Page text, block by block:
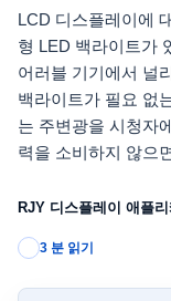
LCD 디스플레이에
형 LED 백라이트가
어러블 기기에서 널
백라이트가 필요 없
는 주변광을 시청자
력을 소비하지 않으
RJY 디스플레이 애플
3 분 읽기